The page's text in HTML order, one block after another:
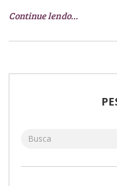
Continue lendo…